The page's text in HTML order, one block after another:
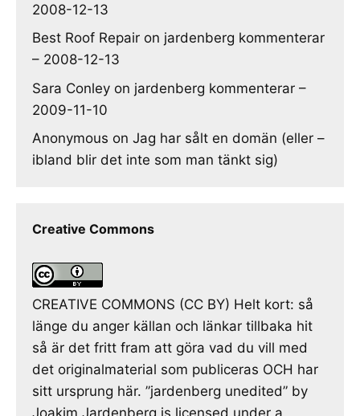
2008-12-13
Best Roof Repair on jardenberg kommenterar
– 2008-12-13
Sara Conley on jardenberg kommenterar –
2009-11-10
Anonymous on Jag har sålt en domän (eller –
ibland blir det inte som man tänkt sig)
Creative Commons
CREATIVE COMMONS (CC BY) Helt kort: så
länge du anger källan och länkar tillbaka hit
så är det fritt fram att göra vad du vill med
det originalmaterial som publiceras OCH har
sitt ursprung här. ”jardenberg unedited” by
Joakim Jardenberg is licensed under a